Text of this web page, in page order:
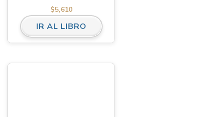
$5,610
IR AL LIBRO